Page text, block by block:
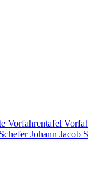
Vorfahrentafel
Schefer Johann Jacob